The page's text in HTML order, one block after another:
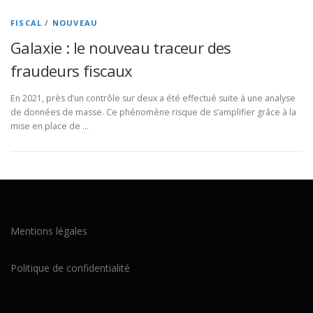
FISCAL / NOUVEAU
Galaxie : le nouveau traceur des
fraudeurs fiscaux
En 2021, près d’un contrôle sur deux a été effectué suite à une analyse
de données de masse. Ce phénomène risque de s’amplifier grâce à la
mise en place de …
Mentions légales
Politique de confidentialité